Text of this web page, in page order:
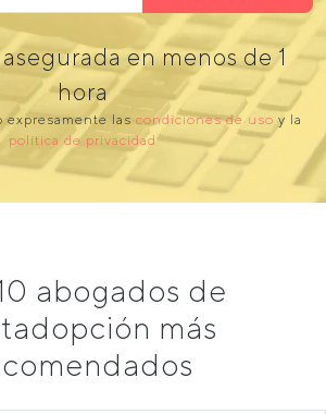
en menos de 1
hora
expresamente las condiciones de uso y la
política de privacidad
abogados de
más